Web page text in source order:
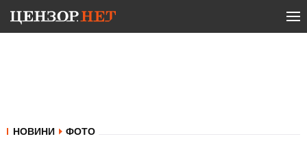
НОВИНИ ФОТО